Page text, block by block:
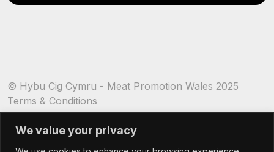
We value your privacy
© Hybu Cig Cymru - Meat Promotion Wales 2025
Terms & Conditions